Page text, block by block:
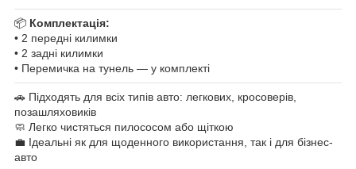
📦 Комплектація:
• 2 передні килимки
• 2 задні килимки
• Перемичка на тунель — у комплекті
🚗 Підходять для всіх типів авто: легкових, кросоверів,
позашляховиків
🧼 Легко чистяться пилососом або щіткою
💼 Ідеальні як для щоденного використання, так і для бізнес-
авто